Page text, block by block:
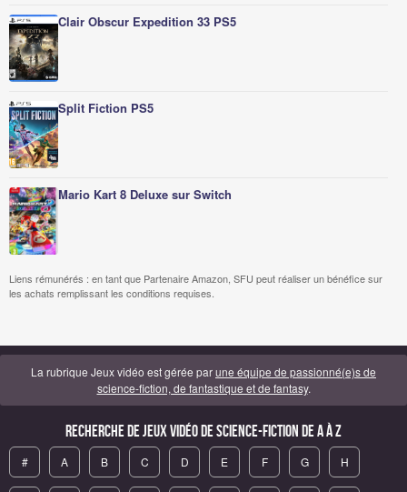
Clair Obscur Expedition 33 PS5
Split Fiction PS5
Mario Kart 8 Deluxe sur Switch
Liens rémunérés : en tant que Partenaire Amazon, SFU peut réaliser un bénéfice sur
les achats remplissant les conditions requises.
La rubrique Jeux vidéo est gérée parune équipe de passionné(e)s de
science-fiction, de fantastique et de fantasy.
Recherche de Jeux vidéo de science-fiction de A à Z
# A B C D E F G H